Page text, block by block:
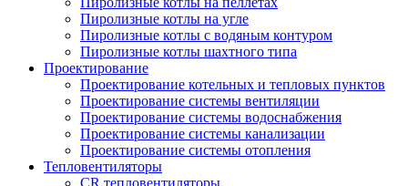
Пиролизные котлы на угле
Пиролизные котлы с водяным контуром
Пиролизные котлы шахтного типа
Проектирование
Проектирование котельных и тепловых пунктов
Проектирование системы вентиляции
Проектирование системы водоснабжения
Проектирование системы канализации
Проектирование системы отопления
Тепловентиляторы
CR тепловентиляторы